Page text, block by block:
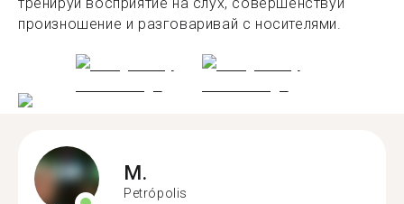
произношение и разговаривай с носителями.
M.
Petrópolis